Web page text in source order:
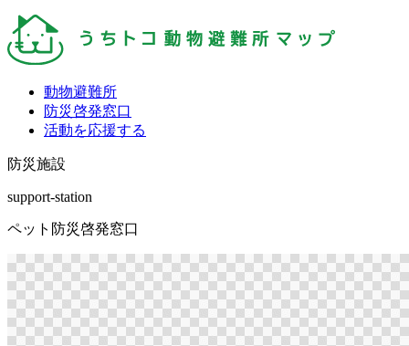
動物避難所
防災啓発窓口
活動を応援する
防災施設
support-station
ペット防災啓発窓口